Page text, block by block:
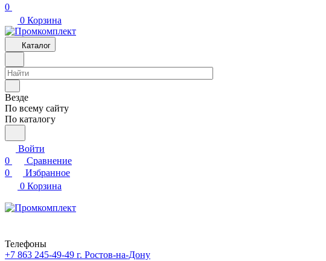
0
0 Корзина
Каталог
Везде
По всему сайту
По каталогу
Войти
0
Сравнение
0
Избранное
0 Корзина
Телефоны
+7 863 245-49-49 г. Ростов-на-Дону